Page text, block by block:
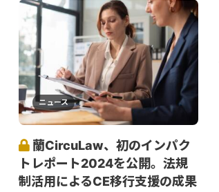
ニュース
蘭CircuLaw、初のインパク
トレポート2024を公開。法規
制活用によるCE移行支援の成果